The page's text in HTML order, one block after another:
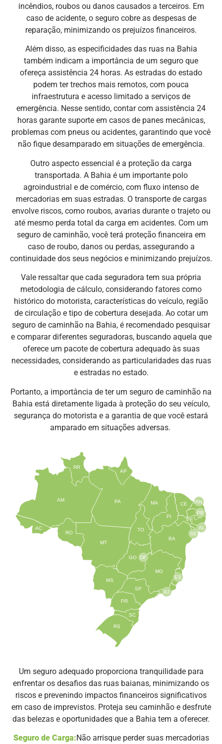
incêndios, roubos ou danos causados a terceiros. Em
caso de acidente, o seguro cobre as despesas de
reparação, minimizando os prejuízos financeiros.
Além disso, as especificidades das ruas na Bahia
também indicam a importância de um seguro que
ofereça assistência 24 horas. As estradas do estado
podem ter trechos mais remotos, com pouca
infraestrutura e acesso limitado a serviços de
emergência. Nesse sentido, contar com assistência 24
horas garante suporte em casos de panes mecânicas,
problemas com pneus ou acidentes, garantindo que você
não fique desamparado em situações de emergência.
Outro aspecto essencial é a proteção da carga
transportada. A Bahia é um importante polo
agroindustrial e de comércio, com fluxo intenso de
mercadorias em suas estradas. O transporte de cargas
envolve riscos, como roubos, avarias durante o trajeto ou
até mesmo perda total da carga em acidentes. Com um
seguro de caminhão, você terá proteção financeira em
caso de roubo, danos ou perdas, assegurando a
continuidade dos seus negócios e minimizando prejuízos.
Vale ressaltar que cada seguradora tem sua própria
metodologia de cálculo, considerando fatores como
histórico do motorista, características do veículo, região
de circulação e tipo de cobertura desejada. Ao cotar um
seguro de caminhão na Bahia, é recomendado pesquisar
e comparar diferentes seguradoras, buscando aquela que
oferece um pacote de cobertura adequado às suas
necessidades, considerando as particularidades das ruas
e estradas no estado.
Portanto, a importância de ter um seguro de caminhão na
Bahia está diretamente ligada à proteção do seu veículo,
segurança do motorista e a garantia de que você estará
amparado em situações adversas.
TO
BA
SE
PE
AL
RN
CE
PI
MA
AP
PA
RR
AM
AC
RO
MT
MS
GO
PR
SC
RS
SP
MG
RJ
ES
DF
PB
Um seguro adequado proporciona tranquilidade para
enfrentar os desafios das ruas baianas, minimizando os
riscos e prevenindo impactos financeiros significativos
em caso de imprevistos. Proteja seu caminhão e desfrute
das belezas e oportunidades que a Bahia tem a oferecer.
Seguro de Carga:Não arrisque perder suas mercadorias